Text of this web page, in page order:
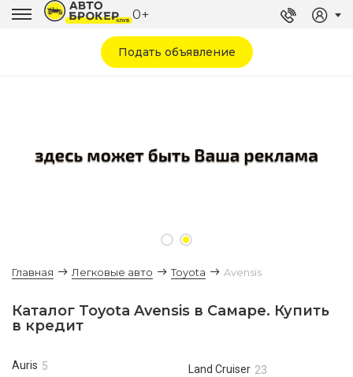
0+
Подать объявление
Главная Легковые авто Toyota Avensis
Каталог Toyota Avensis в Самаре. Купить
в кредит
Auris 5
Land Cruiser 23